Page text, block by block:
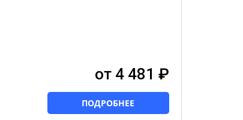
от 4 481 ₽
ПОДРОБНЕЕ